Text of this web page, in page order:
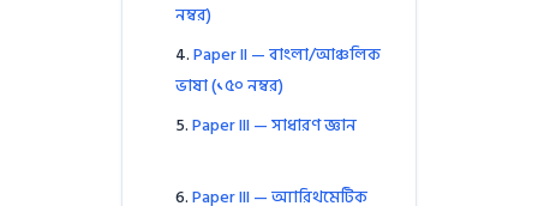
নম্বর)
Paper II — বাংলা/আঞ্চলিক
ভাষা (১৫০ নম্বর)
Paper III — সাধারণ জ্ঞান
Paper III — অ্যারিথমেটিক